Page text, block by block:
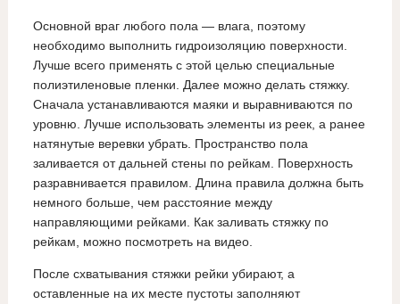
Основной враг любого пола — влага, поэтому
необходимо выполнить гидроизоляцию поверхности.
Лучше всего применять с этой целью специальные
полиэтиленовые пленки. Далее можно делать стяжку.
Сначала устанавливаются маяки и выравниваются по
уровню. Лучше использовать элементы из реек, а ранее
натянутые веревки убрать. Пространство пола
заливается от дальней стены по рейкам. Поверхность
разравнивается правилом. Длина правила должна быть
немного больше, чем расстояние между
направляющими рейками. Как заливать стяжку по
рейкам, можно посмотреть на видео.
После схватывания стяжки рейки убирают, а
оставленные на их месте пустоты заполняют